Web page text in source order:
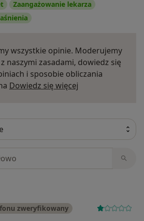
Zaangażowanie lekarza
wszystkie opinie. Moderujemy
naszymi zasadami, dowiedz się
i sposobie obliczania
Dowiedz się więcej
zweryfikowany